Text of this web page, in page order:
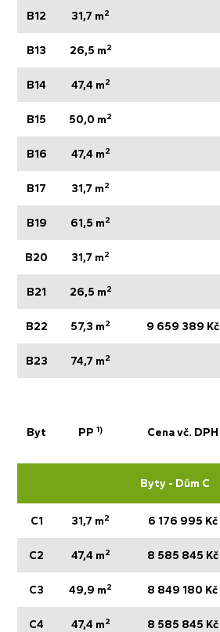
B12 31,7 m2
B13 26,5 m2
B14 47,4 m2
B15 50,0 m2
B16 47,4 m2
B17 31,7 m2
B19 61,5 m2
B20 31,7 m2
B21 26,5 m2
B22 57,3 m2 9 659 389 Kč
B23 74,7 m2
Byt PP1) Cena vč. DPH
Byty - Dům C
C1 31,7 m2 6 176 995 Kč
C2 47,4 m2 8 585 845 Kč
C3 49,9 m2 8 849 180 Kč
C4 47,4 m2 8 585 845 Kč